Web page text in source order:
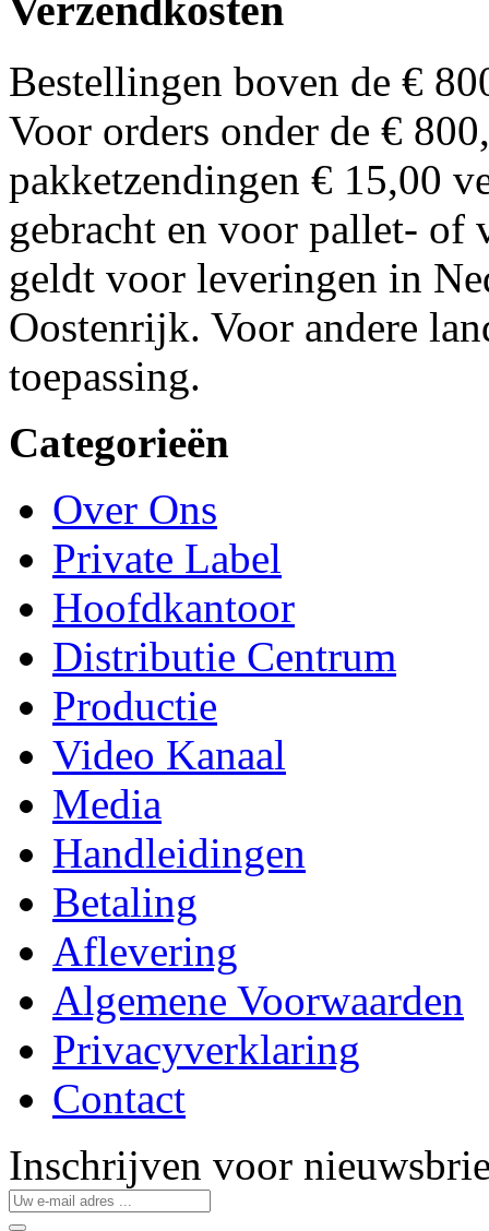
Verzendkosten
Bestellingen boven de €
Voor orders onder de €
pakketzendingen € 15,00
gebracht en voor pallet- of
geldt voor leveringen in
Oostenrijk. Voor andere
toepassing.
Categorieën
Over Ons
Private Label
Hoofdkantoor
Distributie Centrum
Productie
Video Kanaal
Media
Handleidingen
Betaling
Aflevering
Algemene Voorwaarden
Privacyverklaring
Contact
Inschrijven voor